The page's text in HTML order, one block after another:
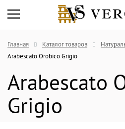
Главная Каталог товаров
Arabescato Orobico Grigio
Arabescato
Grigio